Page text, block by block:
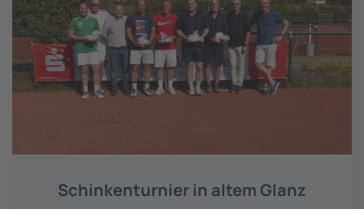
Schinkenturnier in altem Glanz